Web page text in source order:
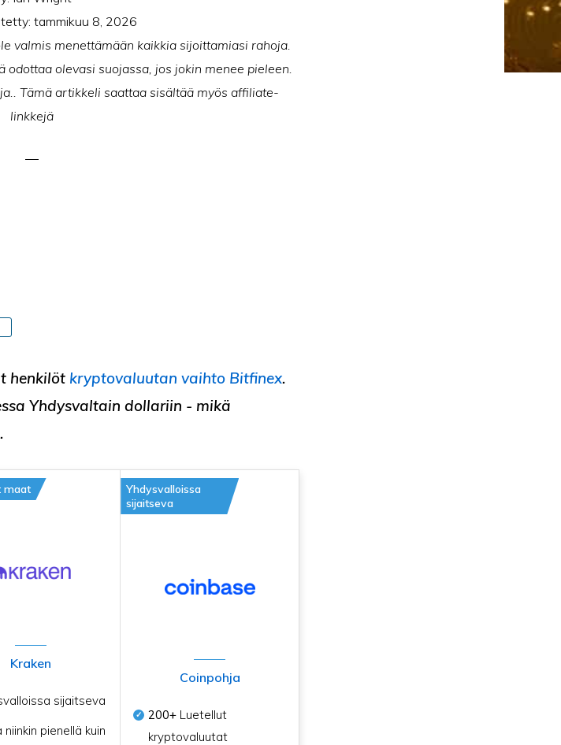
tammikuu 8, 2026
valmis menettämään kaikkia sijoittamiasi rahoja.
olevasi suojassa, jos jokin menee pieleen.
Tämä artikkeli saattaa sisältää myös affiliate-
linkkejä
henkilöt kryptovaluutan vaihto Bitfinex.
Yhdysvaltain dollariin - mikä
.
maat
Kraken
sijaitseva
pienellä kuin
Yhdysvalloissa
sijaitseva
Coinpohja
200+ Luetellut
kryptovaluutat